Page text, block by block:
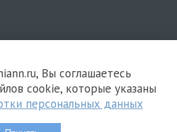
Вы соглашаетесь
cookie, которые указаны
персональных данных